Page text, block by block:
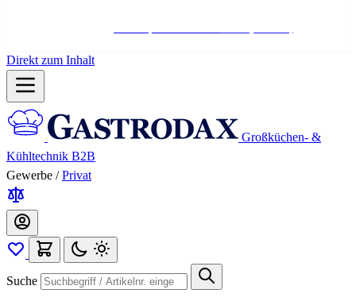
Direkt zum Inhalt
Großküchen- &
Kühltechnik B2B
Gewerbe / Privat
Suche